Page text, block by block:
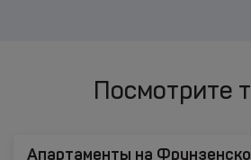
Посмотрите
Апартаменты на